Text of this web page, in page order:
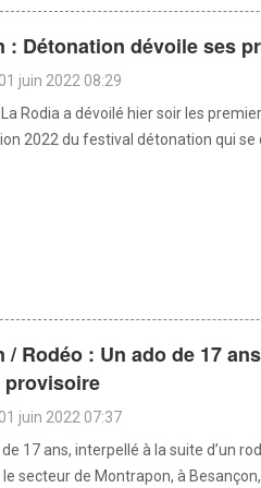
: Détonation dévoile ses
juin 2022 08:29
Rodia a dévoilé hier soir les
2022 du festival détonation qui se
/ Rodéo : Un ado de 17
juin 2022 07:37
17 ans, interpellé à la suite d’un
secteur de Montrapon, à